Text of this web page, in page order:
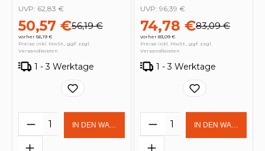
50,57 €56,19 €
vorher 56,19 €
UVP: 62,83 €
Preise inkl. MwSt., ggf. zzgl.
Versandkosten
1 - 3 Werktage
Produkt Anzahl: Gib den
IN DEN WARENKORB
74,78 €83,09 €
vorher 83,09 €
UVP: 96,39 €
Preise inkl. MwSt., ggf. zzgl.
Versandkosten
1 - 3 Werktage
Produkt Anzahl:
IN DEN